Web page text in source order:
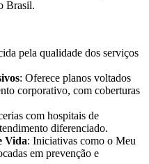
Brasil.
pela qualidade dos serviços
: Oferece planos voltados
corporativo, com coberturas
com hospitais de
diferenciado.
Vida: Iniciativas como o Meu
em prevenção e